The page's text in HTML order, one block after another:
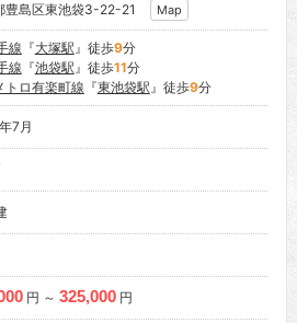
豊島区東池袋3-22-21 Map
線 『大塚駅』徒歩9分
線 『池袋駅』徒歩11分
トロ有楽町線 『東池袋駅』徒歩9分
7月
円 ～ 325,000 円